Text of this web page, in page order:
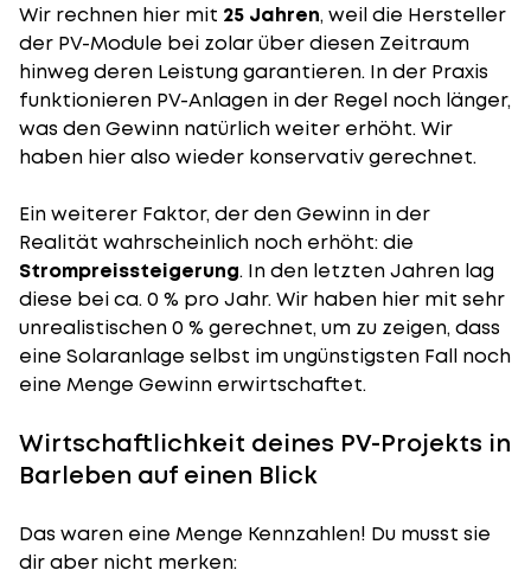
Wir rechnen hier mit 25 Jahren, weil die Hersteller
der PV-Module bei zolar über diesen Zeitraum
hinweg deren Leistung garantieren. In der Praxis
funktionieren PV-Anlagen in der Regel noch länger,
was den Gewinn natürlich weiter erhöht. Wir
haben hier also wieder konservativ gerechnet.
Ein weiterer Faktor, der den Gewinn in der
Realität wahrscheinlich noch erhöht: die
Strompreissteigerung. In den letzten Jahren lag
diese bei ca. 0 % pro Jahr. Wir haben hier mit sehr
unrealistischen 0 % gerechnet, um zu zeigen, dass
eine Solaranlage selbst im ungünstigsten Fall noch
eine Menge Gewinn erwirtschaftet.
Wirtschaftlichkeit deines PV-Projekts in
Barleben auf einen Blick
Das waren eine Menge Kennzahlen! Du musst sie
dir aber nicht merken: